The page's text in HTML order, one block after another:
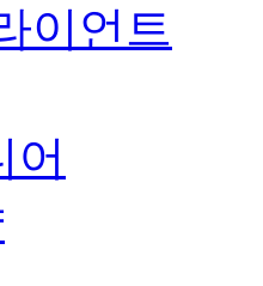
이언트
어